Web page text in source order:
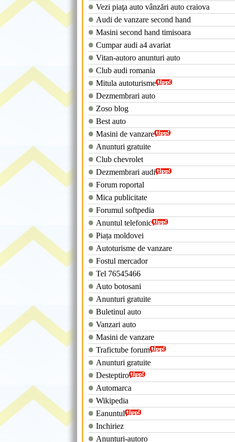
Vezi piaţa auto vânzări auto craiova
Audi de vanzare second hand
Masini second hand timisoara
Cumpar audi a4 avariat
Vitan-autoro anunturi auto
Club audi romania
Mitula autoturisme
Dezmembrari auto
Zoso blog
Best auto
Masini de vanzare
Anunturi gratuite
Club chevrolet
Dezmembrari audi
Forum roportal
Mica publicitate
Forumul softpedia
Anuntul telefonic
Piața moldovei
Autoturisme de vanzare
Fostul mercador
Tel 76545466
Auto botosani
Anunturi gratuite
Buletinul auto
Vanzari auto
Masini de vanzare
Trafictube forum
Anunturi gratuite
Desteptiro
Automarca
Wikipedia
Eanuntul
Inchiriez
Anunturi-autoro